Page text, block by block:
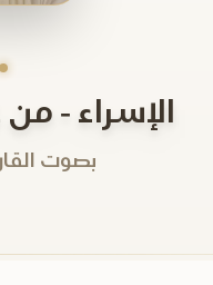
الإسراء - من
بصوت